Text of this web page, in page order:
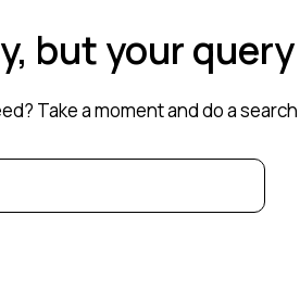
but your
Take a moment and do a